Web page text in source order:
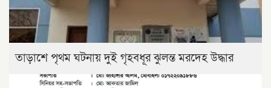
তাড়াশে পৃথম ঘটনায় দুই গৃহবধূর ঝুলন্ত মরদেহ উদ্ধার